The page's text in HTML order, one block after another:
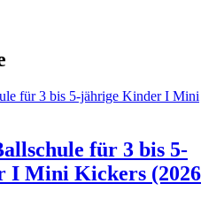
für 3 bis 5-
I Mini Kickers (2026